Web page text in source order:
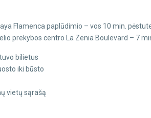
Flamenca paplūdimio – vos 10 min.
prekybos centro La Zenia Boulevard – 7
bilietus
iki būsto
vietų sąrašą